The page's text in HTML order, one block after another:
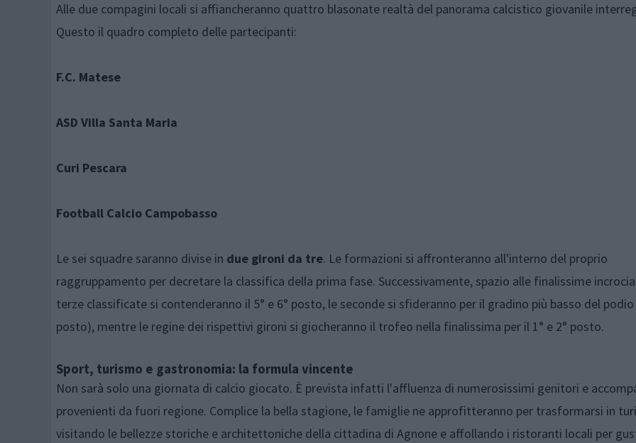
Alle due compagini locali si affiancheranno quattro blasonate realtà del panorama calcistico giovanile
Questo il quadro completo delle partecipanti:
F.C. Matese
ASD Villa Santa Maria
Curi Pescara
Football Calcio Campobasso
Le sei squadre saranno divise in due gironi da tre. Le formazioni si affronteranno all'interno del proprio
raggruppamento per decretare la classifica della prima fase. Successivamente, spazio alle finalissime
terze classificate si contenderanno il 5° e 6° posto, le seconde si sfideranno per il gradino più basso del podio
posto), mentre le regine dei rispettivi gironi si giocheranno il trofeo nella finalissima per il 1° e 2° posto.
Sport, turismo e gastronomia: la formula vincente
Non sarà solo una giornata di calcio giocato. È prevista infatti l'affluenza di numerosissimi genitori e
provenienti da fuori regione. Complice la bella stagione, le famiglie ne approfitteranno per trasformarsi in
visitando le bellezze storiche e architettoniche della cittadina di Agnone e affollando i ristoranti locali per